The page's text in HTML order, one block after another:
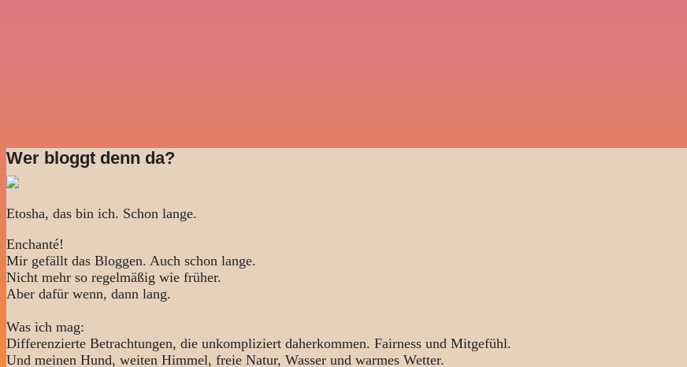
Wer bloggt denn da?
Etosha, das bin ich. Schon lange.
Enchanté!
Mir gefällt das Bloggen. Auch schon lange.
Nicht mehr so regelmäßig wie früher.
Aber dafür wenn, dann lang.
Was ich mag:
Differenzierte Betrachtungen, die unkompliziert daherkommen. Fairness und Mitgefühl.
Und meinen Hund, weiten Himmel, freie Natur, Wasser und warmes Wetter.